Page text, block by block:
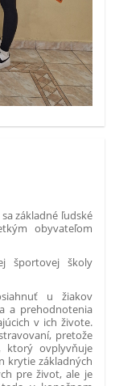
základné ľudské
obyvateľom
športovej školy
u žiakov
a prehodnotenia
v ich živote.
pretože
ktorý ovplyvňuje
krytie základných
pre život, ale je